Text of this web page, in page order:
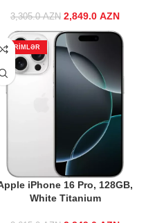
3,305.0AZN
Original price
was:
3,305.0 AZN.
2,849.0 AZN
iPhone 16 Pro, 128GB,
White Titanium